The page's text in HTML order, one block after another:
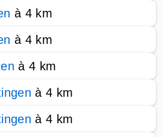
à 4 km
à 4 km
à 4 km
à 4 km
à 4 km